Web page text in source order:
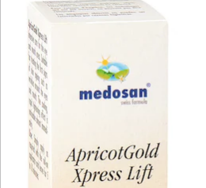
Wir sind für Sie da